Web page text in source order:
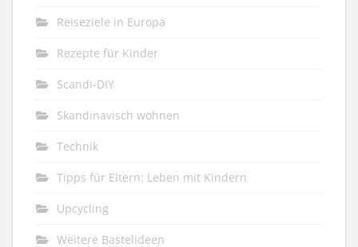
Reiseziele in Europa
Rezepte für Kinder
Scandi-DIY
Skandinavisch wohnen
Technik
Tipps für Eltern: Leben mit Kindern
Upcycling
Weitere Bastelideen